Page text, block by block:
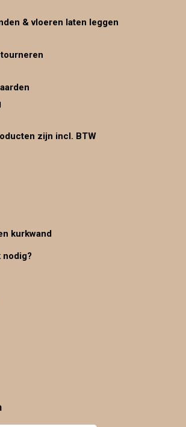
& vloeren laten leggen
zijn incl. BTW
kurkwand
nodig?